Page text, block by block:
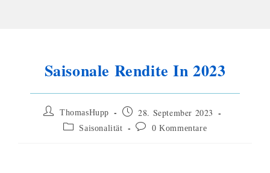
Saisonale Rendite In 2023
ThomasHupp 28. September 2023
Saisonalität 0 Kommentare